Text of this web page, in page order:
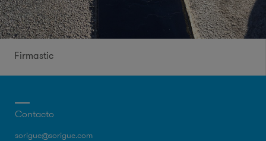
Firmastic
Contacto
sorigue@sorigue.com